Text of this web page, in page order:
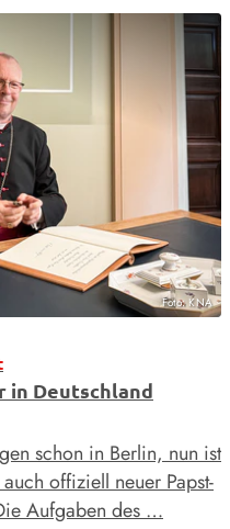
Foto: KNA
in Deutschland
schon in Berlin, nun ist
offiziell neuer Papst-
Aufgaben des …